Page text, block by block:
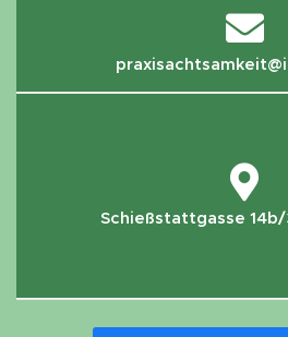
Schießstattgasse 14b/